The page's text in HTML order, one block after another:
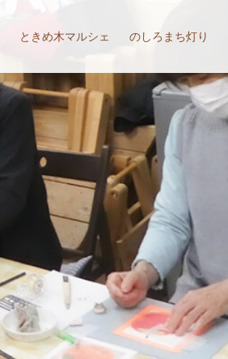
ときめ木マルシェ のしろまち灯り